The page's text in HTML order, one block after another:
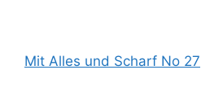
Mit Alles und Scharf No 27